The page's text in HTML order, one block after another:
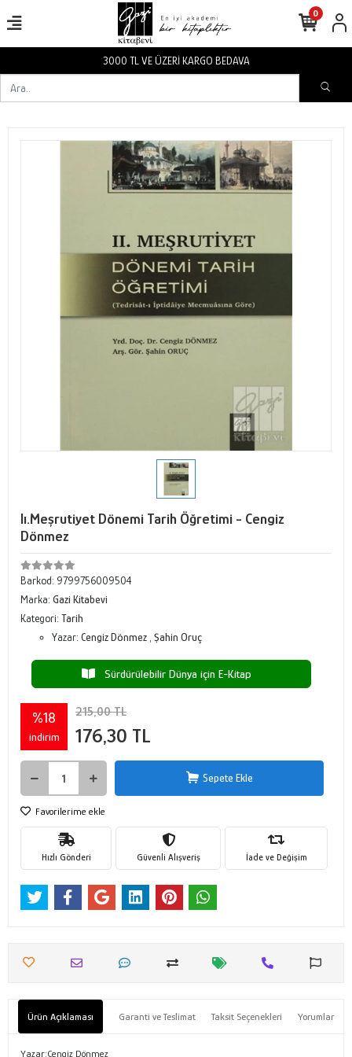
3000 TL VE ÜZERİ KARGO BEDAVA
0
Iı.Meşrutiyet Dönemi Tarih Öğretimi - Cengiz
Dönmez
Barkod: 9799756009504
Marka: Gazi Kitabevi
Kategori: Tarih
Yazar: Cengiz Dönmez Şahin Oruç
Sürdürülebilir Dünya için E-Kitap
%18
indirim
215,00 TL
176,30 TL
Sepete Ekle
Favorilerime ekle
Hızlı Gönderi Güvenli Alışveriş İade ve Değişim
Ürün Açıklaması Garanti ve Teslimat Taksit Seçenekleri Yorumlar
Yazar:Cengiz Dönmez